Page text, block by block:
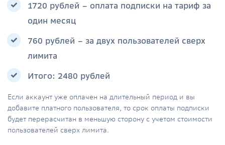
1720 рублей – оплата подписки на тариф за
один месяц
‭760‬ рублей – за двух пользователей сверх
лимита
Итого: 2480 рублей
Если аккаунт уже оплачен на длительный период и вы
добавите платного пользователя, то срок оплаты подписки
будет перерасчитан в меньшую сторону с учетом стоимости
пользователей сверх лимита.